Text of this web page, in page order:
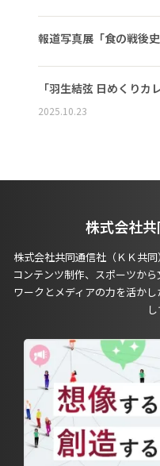
報道写真展「食の戦後
「羽生結弦 日めくり
2025.10.23
株式会社
株式会社共同通信社（ＫＫ共
コンテンツ制作、スポーツか
ワークとメディアの力を活か